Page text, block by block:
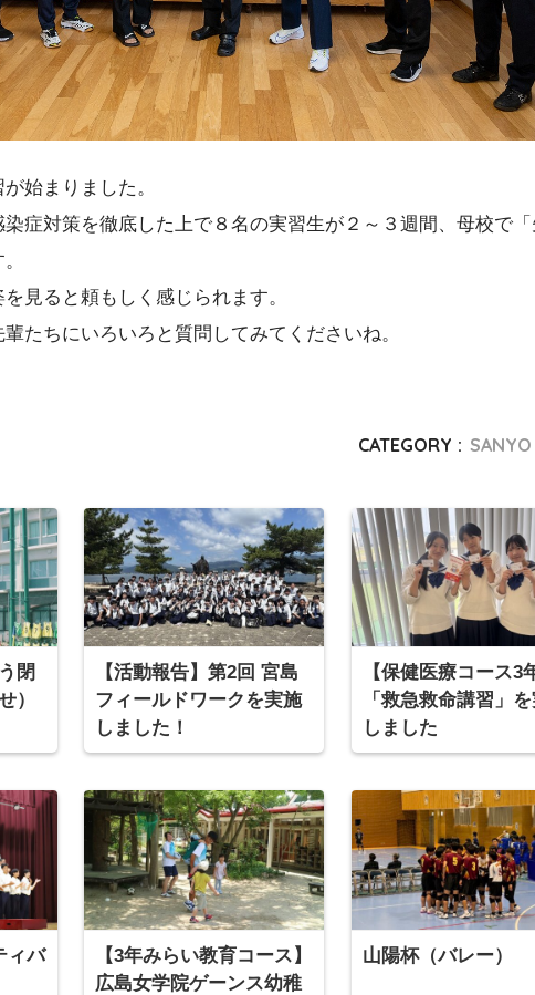
始まりました。
症対策を徹底した上で８名の実習生が２～３週間、母校で「
見ると頼もしく感じられます。
たちにいろいろと質問してみてくださいね。
CATEGORY :
閉
）
【活動報告】第2回 宮島
フィールドワークを実施
しました！
【保健医療コース3
「救急救命講習」
しました
ィバ
【3年みらい教育コース】
広島女学院ゲーンス幼稚
山陽杯（バレー）